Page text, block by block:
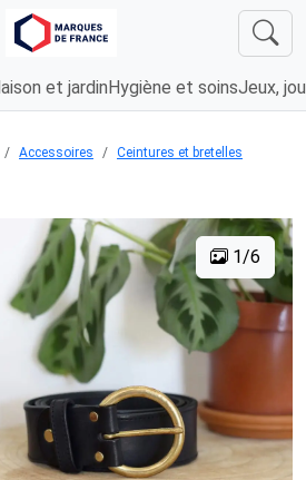
et jardin Hygiène et soinsJeux,
Accessoires
Ceintures et bretelles
1/6